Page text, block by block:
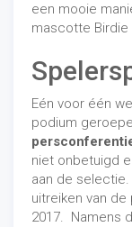
een mooie
mascotte Birdie
Eén voor één
podium
niet onbetuigd
aan de selectie.
uitreiken van
2017. Namens